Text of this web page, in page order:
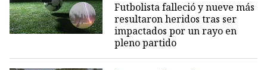
Futbolista falleció y nueve más
resultaron heridos tras ser
impactados por un rayo en
pleno partido